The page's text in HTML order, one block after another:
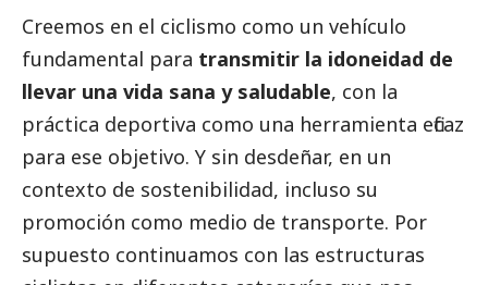
Creemos en el ciclismo como un vehículo
fundamental para transmitir la idoneidad de
llevar una vida sana y saludable, con la
práctica deportiva como una herramienta eficaz
para ese objetivo. Y sin desdeñar, en un
contexto de sostenibilidad, incluso su
promoción como medio de transporte. Por
supuesto continuamos con las estructuras